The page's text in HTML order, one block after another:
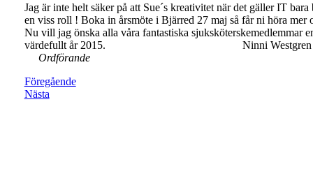
Jag är inte helt säker på att Sue´s kreativitet när det gäller IT
en viss roll ! Boka in årsmöte i Bjärred 27 maj så får ni höra mer
Nu vill jag önska alla våra fantastiska
värdefullt år
Ordförande
Föregående
Nästa